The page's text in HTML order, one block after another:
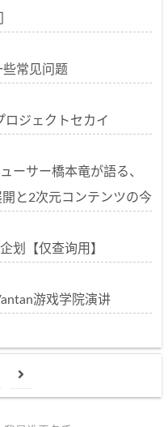
常见问题
ロジェクトセカイ
ーサー橋本竜が語る、
と2次元コンテンツの今
划【仅查询用】
游戏学院演讲